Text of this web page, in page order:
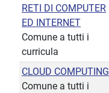
RETI DI COMPUTER
ED INTERNET
Comune a tutti i
curricula
CLOUD COMPUTING
Comune a tutti i